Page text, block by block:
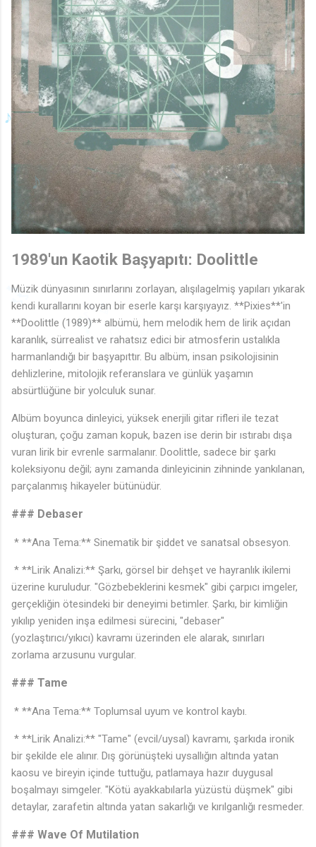
1989'un Kaotik Başyapıtı: Doolittle
Müzik dünyasının sınırlarını zorlayan, alışılagelmiş yapıları yıkarak
kendi kurallarını koyan bir eserle karşı karşıyayız. **Pixies**'in
**Doolittle (1989)** albümü, hem melodik hem de lirik açıdan
karanlık, sürrealist ve rahatsız edici bir atmosferin ustalıkla
harmanlandığı bir başyapıttır. Bu albüm, insan psikolojisinin
dehlizlerine, mitolojik referanslara ve günlük yaşamın
absürtlüğüne bir yolculuk sunar.
Albüm boyunca dinleyici, yüksek enerjili gitar rifleri ile tezat
oluşturan, çoğu zaman kopuk, bazen ise derin bir ıstırabı dışa
vuran lirik bir evrenle sarmalanır. Doolittle, sadece bir şarkı
koleksiyonu değil; aynı zamanda dinleyicinin zihninde yankılanan,
parçalanmış hikayeler bütünüdür.
### Debaser
* **Ana Tema:** Sinematik bir şiddet ve sanatsal obsesyon.
* **Lirik Analizi:** Şarkı, görsel bir dehşet ve hayranlık ikilemi
üzerine kuruludur. "Gözbebeklerini kesmek" gibi çarpıcı imgeler,
gerçekliğin ötesindeki bir deneyimi betimler. Şarkı, bir kimliğin
yıkılıp yeniden inşa edilmesi sürecini, "debaser"
(yozlaştırıcı/yıkıcı) kavramı üzerinden ele alarak, sınırları
zorlama arzusunu vurgular.
### Tame
* **Ana Tema:** Toplumsal uyum ve kontrol kaybı.
* **Lirik Analizi:** "Tame" (evcil/uysal) kavramı, şarkıda ironik
bir şekilde ele alınır. Dış görünüşteki uysallığın altında yatan
kaosu ve bireyin içinde tuttuğu, patlamaya hazır duygusal
boşalmayı simgeler. "Kötü ayakkabılarla yüzüstü düşmek" gibi
detaylar, zarafetin altında yatan sakarlığı ve kırılganlığı resmeder.
### Wave Of Mutilation
🎵 ♩ 🎶
♫ ♬
♫♫
🎶 ♩
🎵
♬
🎶
♩
♪
♬
🎵
♪